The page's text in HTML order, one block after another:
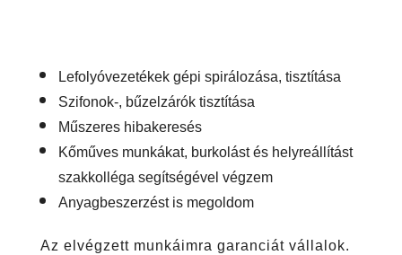
Lefolyóvezetékek gépi spirálozása, tisztítása
Szifonok-, bűzelzárók tisztítása
Műszeres hibakeresés
Kőműves munkákat, burkolást és helyreállítást
szakkolléga segítségével végzem
Anyagbeszerzést is megoldom
Az elvégzett munkáimra garanciát vállalok.